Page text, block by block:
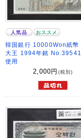
人気品 おススメ
韓国銀行 10000Won紙幣
大王 1994年銘
使用
2,000 円 (税別)